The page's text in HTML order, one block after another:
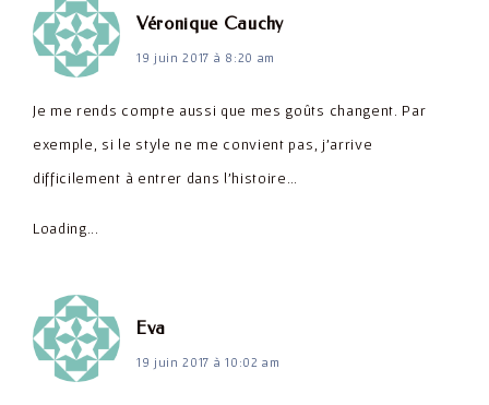
Véronique Cauchydit :
19 juin 2017 à 8:20 am
Je me rends compte aussi que mes goûts changent. Par
exemple, si le style ne me convient pas, j'arrive
difficilement à entrer dans l'histoire…
Loading...
Eva
19 juin 2017 à 10:02 am